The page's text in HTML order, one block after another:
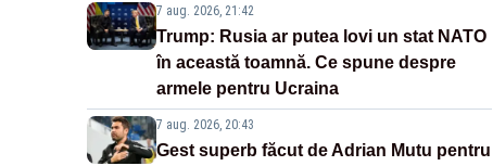
7 aug. 2026, 21:42
Trump: Rusia ar putea lovi un stat NATO
în această toamnă. Ce spune despre
armele pentru Ucraina
7 aug. 2026, 20:43
Gest superb făcut de Adrian Mutu pentru